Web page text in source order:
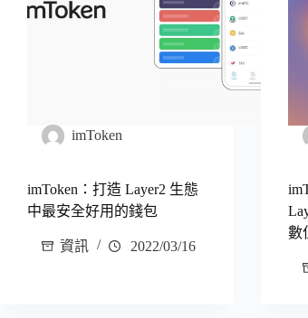
imToken
imToken：打造 Layer2 生態
中最安全好用的錢包
資訊 2022/03/16
數